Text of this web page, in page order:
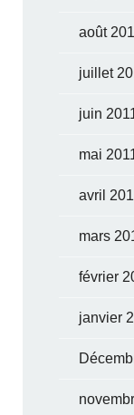
août
juillet
juin
mai
avril
mars
février
janvier